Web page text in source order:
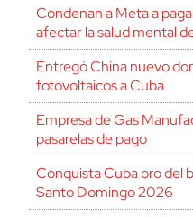
Condenan a Meta a
afectar la salud mental
Entregó China nuevo
fotovoltaicos a Cuba
Empresa de Gas
pasarelas de pago
Conquista Cuba oro del
Santo Domingo 2026